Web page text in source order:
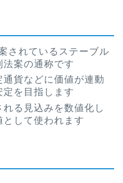
されているステーブル
法案の通称です
貨などに価値が連動
を目指します
る見込みを数値化し
して使われます